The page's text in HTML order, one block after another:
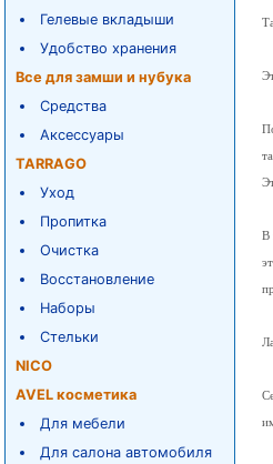
Гелевые вкладыши
Удобство хранения
Все для замши и нубука
Средства
Аксессуары
TARRAGO
Уход
Пропитка
Очистка
Восстановление
Наборы
Стельки
NICO
AVEL косметика
Для мебели
Для салона автомобиля
В